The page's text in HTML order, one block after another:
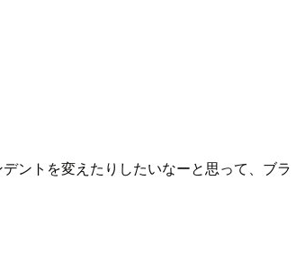
ントを変えたりしたいなーと思って、ブラ